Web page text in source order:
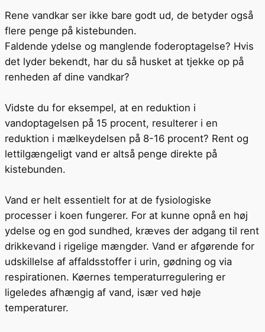
Rene vandkar ser ikke bare godt ud, de betyder også
flere penge på kistebunden.
Faldende ydelse og manglende foderoptagelse? Hvis
det lyder bekendt, har du så husket at tjekke op på
renheden af dine vandkar?
Vidste du for eksempel, at en reduktion i
vandoptagelsen på 15 procent, resulterer i en
reduktion i mælkeydelsen på 8-16 procent? Rent og
lettilgængeligt vand er altså penge direkte på
kistebunden.
Vand er helt essentielt for at de fysiologiske
processer i koen fungerer. For at kunne opnå en høj
ydelse og en god sundhed, kræves der adgang til rent
drikkevand i rigelige mængder. Vand er afgørende for
udskillelse af affaldsstoffer i urin, gødning og via
respirationen. Køernes temperaturregulering er
ligeledes afhængig af vand, især ved høje
temperaturer.